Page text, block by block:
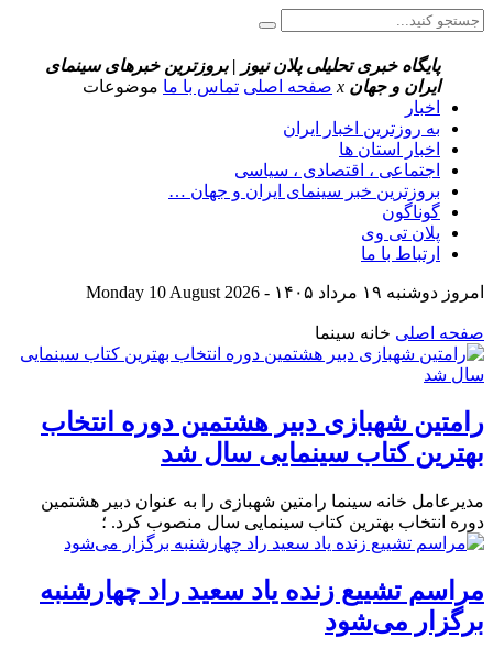
پایگاه خبری تحلیلی پلان نیوز | بروزترین خبرهای سینمای
ایران و جهان x صفحه اصلی تماس با ما موضوعات
اخبار
به روزترین اخبار ایران
اخبار استان ها
اجتماعی ، اقتصادی ، سیاسی
بروزترین خبر سینمای ایران و جهان …
گوناگون
پلان تی وی
ارتباط با ما
امروز دوشنبه ۱۹ مرداد ۱۴۰۵ - Monday 10 August 2026
صفحه اصلی خانه سینما
رامتین شهبازی دبیر هشتمین دوره انتخاب
بهترین کتاب سینمایی سال شد
مدیرعامل خانه سینما رامتین شهبازی را به عنوان دبیر هشتمین
دوره انتخاب بهترین کتاب سینمایی سال منصوب کرد. ؛
مراسم تشییع زنده یاد سعید راد چهارشنبه
برگزار می‌شود